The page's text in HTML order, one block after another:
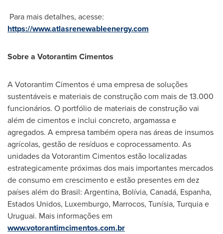
Para mais detalhes, acesse:
https://www.atlasrenewableenergy.com
Sobre a Votorantim Cimentos
A Votorantim Cimentos é uma empresa de soluções
sustentáveis e materiais de construção com mais de 13.000
funcionários. O portfólio de materiais de construção vai
além de cimentos e inclui concreto, argamassa e
agregados. A empresa também opera nas áreas de insumos
agrícolas, gestão de resíduos e coprocessamento. As
unidades da Votorantim Cimentos estão localizadas
estrategicamente próximas dos mais importantes mercados
de consumo em crescimento e estão presentes em dez
países além do Brasil: Argentina, Bolívia, Canadá, Espanha,
Estados Unidos, Luxemburgo, Marrocos, Tunísia, Turquia e
Uruguai. Mais informações em
www.votorantimcimentos.com.br